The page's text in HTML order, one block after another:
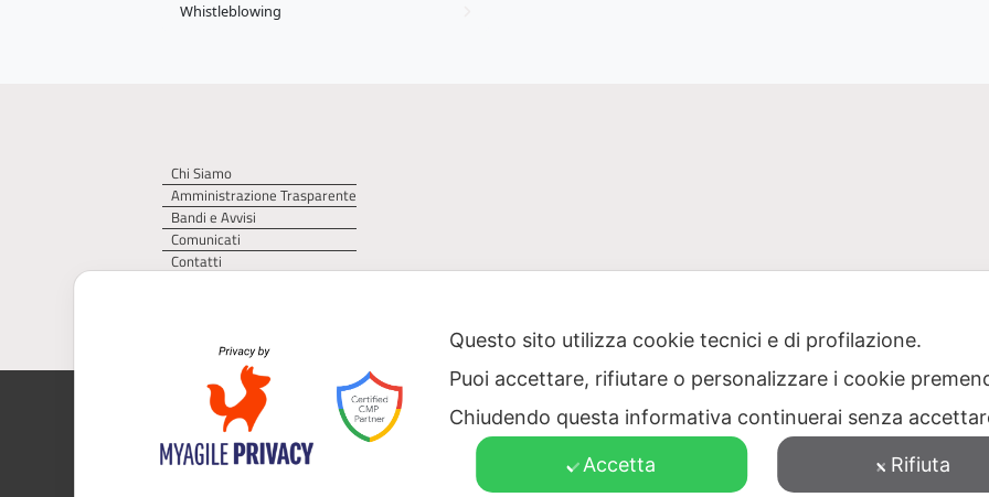
Whistleblowing
Chi Siamo
Amministrazione Trasparente
Bandi e Avvisi
Comunicati
Contatti
AGER – Agenzia Territoriale della Regione Puglia per il servizio di gestione dei rifiuti – Via Delle
CF 93473040728 – PEC: protocollo@pec.ager.puglia.it – TEL:
Questo sito utilizza cookie tecnici e di profilazione.
Puoi accettare, rifiutare o personalizzare i cookie
Chiudendo questa informativa continuerai senza
Accetta Rifiuta